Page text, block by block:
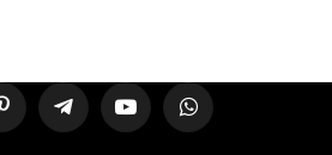
Pinterest TelegramYouTubeWhatsApp